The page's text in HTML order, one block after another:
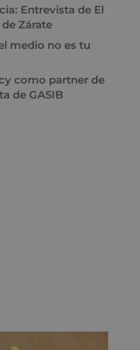
Entrevista de El
Zárate
medio no es tu
como partner de
de GASIB